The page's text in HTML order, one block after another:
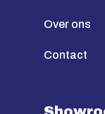
Over ons
Contact